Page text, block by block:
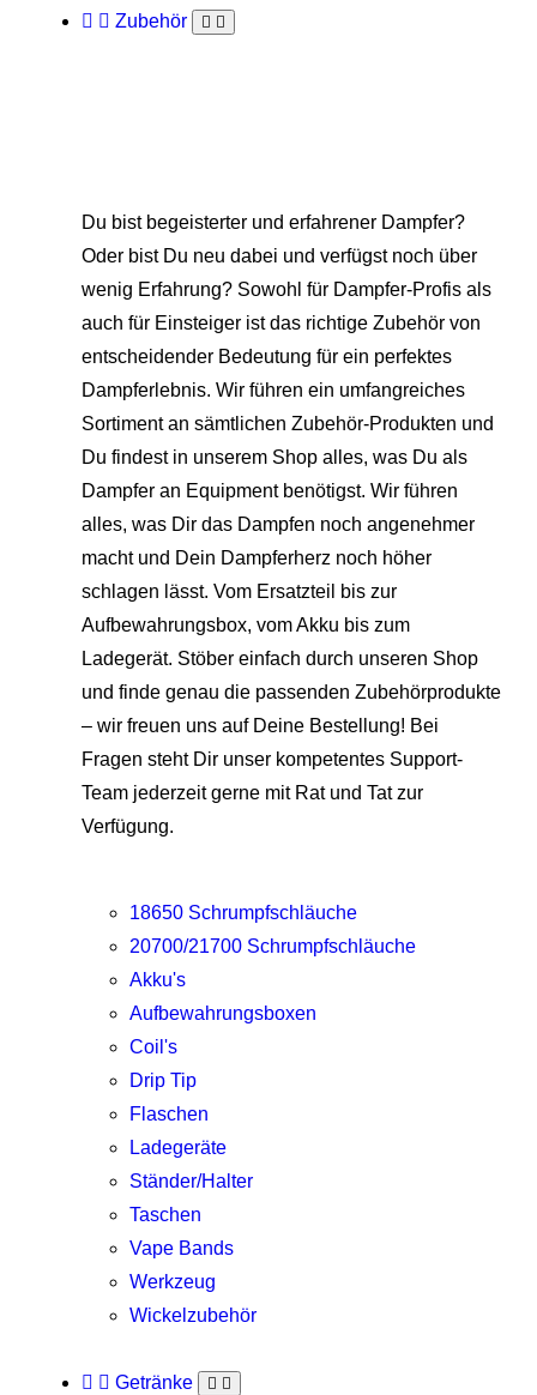
Zubehör
Du bist begeisterter und erfahrener Dampfer?
Oder bist Du neu dabei und verfügst noch über
wenig Erfahrung? Sowohl für Dampfer-Profis als
auch für Einsteiger ist das richtige Zubehör von
entscheidender Bedeutung für ein perfektes
Dampferlebnis. Wir führen ein umfangreiches
Sortiment an sämtlichen Zubehör-Produkten und
Du findest in unserem Shop alles, was Du als
Dampfer an Equipment benötigst. Wir führen
alles, was Dir das Dampfen noch angenehmer
macht und Dein Dampferherz noch höher
schlagen lässt. Vom Ersatzteil bis zur
Aufbewahrungsbox, vom Akku bis zum
Ladegerät. Stöber einfach durch unseren Shop
und finde genau die passenden Zubehörprodukte
– wir freuen uns auf Deine Bestellung! Bei
Fragen steht Dir unser kompetentes Support-
Team jederzeit gerne mit Rat und Tat zur
Verfügung.
18650 Schrumpfschläuche
20700/21700 Schrumpfschläuche
Akku's
Aufbewahrungsboxen
Coil's
Drip Tip
Flaschen
Ladegeräte
Ständer/Halter
Taschen
Vape Bands
Werkzeug
Wickelzubehör
Getränke